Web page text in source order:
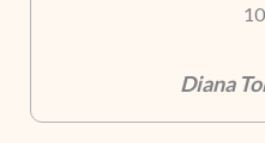
Diana